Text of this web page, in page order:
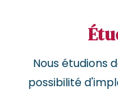
Nous étudions
possibilité